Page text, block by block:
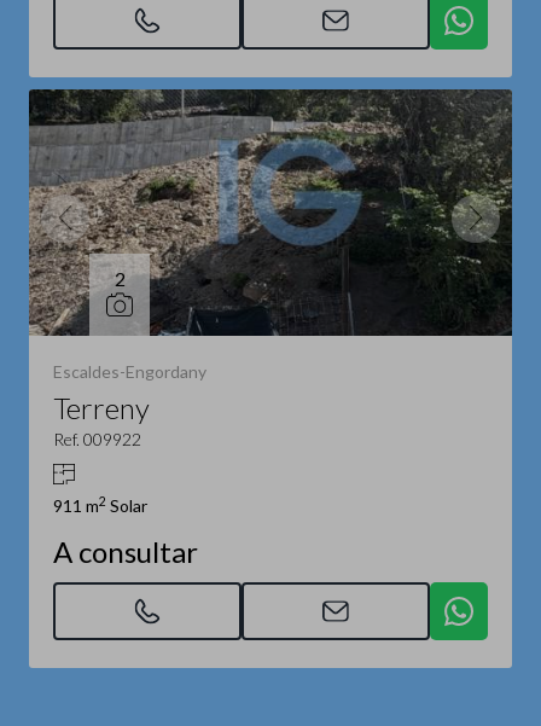
2
Escaldes-Engordany
Terreny
Ref. 009922
911 m2 Solar
A consultar